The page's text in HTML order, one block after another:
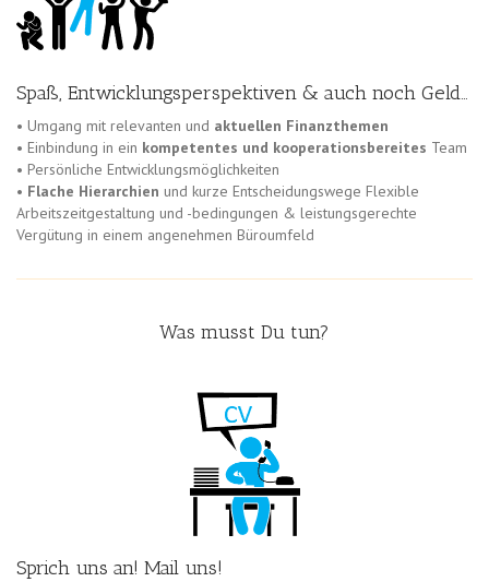
Spaß, Entwicklungsperspektiven & auch noch Geld…
• Umgang mit relevanten und aktuellen Finanzthemen
• Einbindung in ein kompetentes und kooperationsbereites Team
• Persönliche Entwicklungsmöglichkeiten
• Flache Hierarchien und kurze Entscheidungswege Flexible
Arbeitszeitgestaltung und -bedingungen & leistungsgerechte
Vergütung in einem angenehmen Büroumfeld
Was musst Du tun?
Sprich uns an! Mail uns!